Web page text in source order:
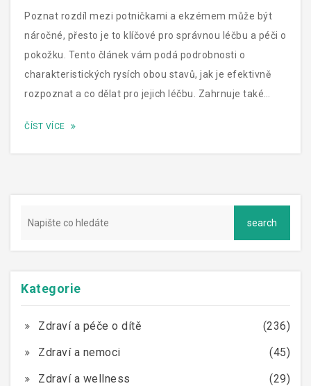
Poznat rozdíl mezi potničkami a ekzémem může být
náročné, přesto je to klíčové pro správnou léčbu a péči o
pokožku. Tento článek vám podá podrobnosti o
charakteristických rysích obou stavů, jak je efektivně
rozpoznat a co dělat pro jejich léčbu. Zahrnuje také
péči o pokožku.
ČÍST VÍCE
Kategorie
Zdraví a péče o dítě
(236)
Zdraví a nemoci
(45)
Zdraví a wellness
(29)